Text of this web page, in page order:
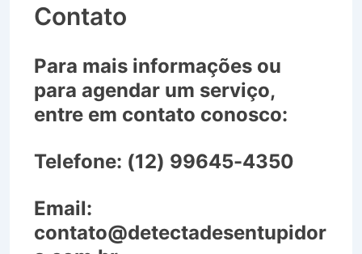
Contato
Para mais informações ou
para agendar um serviço,
entre em contato conosco:
Telefone: (12) 99645-4350
Email:
contato@detectadesentupidor